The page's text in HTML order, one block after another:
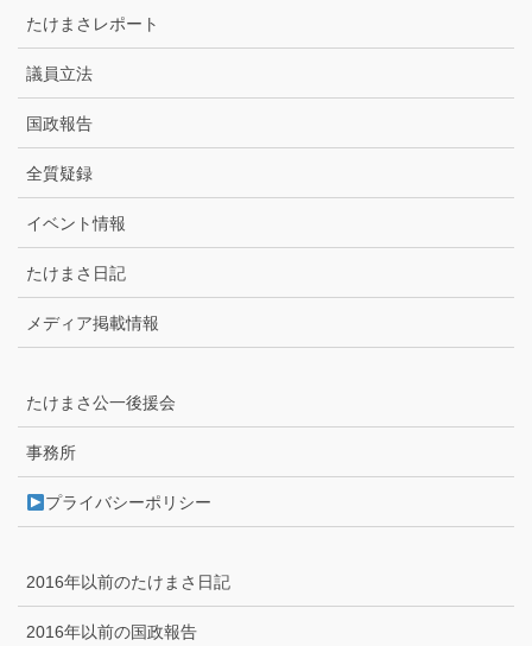
たけまさレポート
議員立法
国政報告
全質疑録
イベント情報
たけまさ日記
メディア掲載情報
たけまさ公一後援会
事務所
プライバシーポリシー
2016年以前のたけまさ日記
2016年以前の国政報告